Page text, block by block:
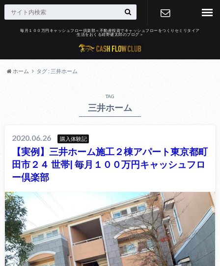
毎月１００万円キャッシュフロー倶楽部＜不動産投資でキャッシュフローをつくりセミリタイア
生活をおくる紺野健太郎のブログ＞
ホーム タグ : 三井ホーム
TAG
三井ホーム
2020.06.26 購入体験記
【実例】三井ホーム施工２棟アパート東京都町
田市２４ 世帯| 毎月１００万円キャッシュフロ
ー倶楽部